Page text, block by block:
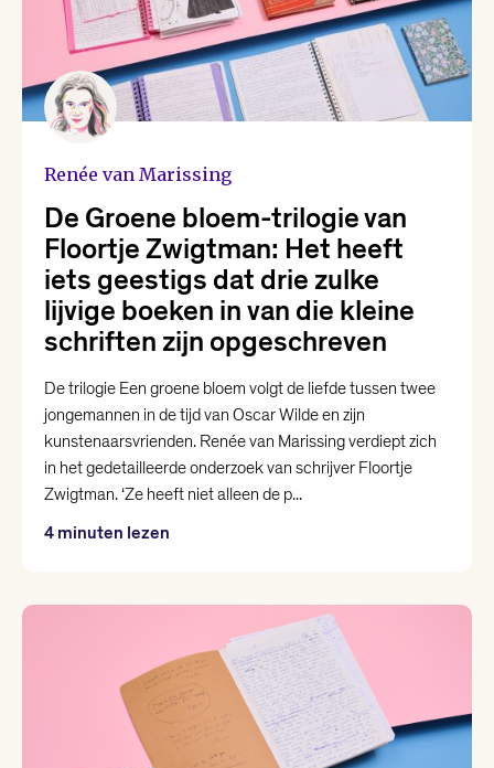
Hanna Bervoets
Joost Oomen
Karin Amatmoekrim
Lieke Marsman
Loranne Davelaar
Marjolein Visser
Marsha Keja
Philip Huff
Renée van Marissing
De Groene bloem-trilogie van
Floortje Zwigtman: Het heeft
iets geestigs dat drie zulke
lijvige boeken in van die kleine
schriften zijn opgeschreven
De trilogie Een groene bloem volgt de liefde tussen twee
jongemannen in de tijd van Oscar Wilde en zijn
kunstenaarsvrienden. Renée van Marissing verdiept zich
in het gedetailleerde onderzoek van schrijver Floortje
Zwigtman. ‘Ze heeft niet alleen de p...
4 minuten lezen